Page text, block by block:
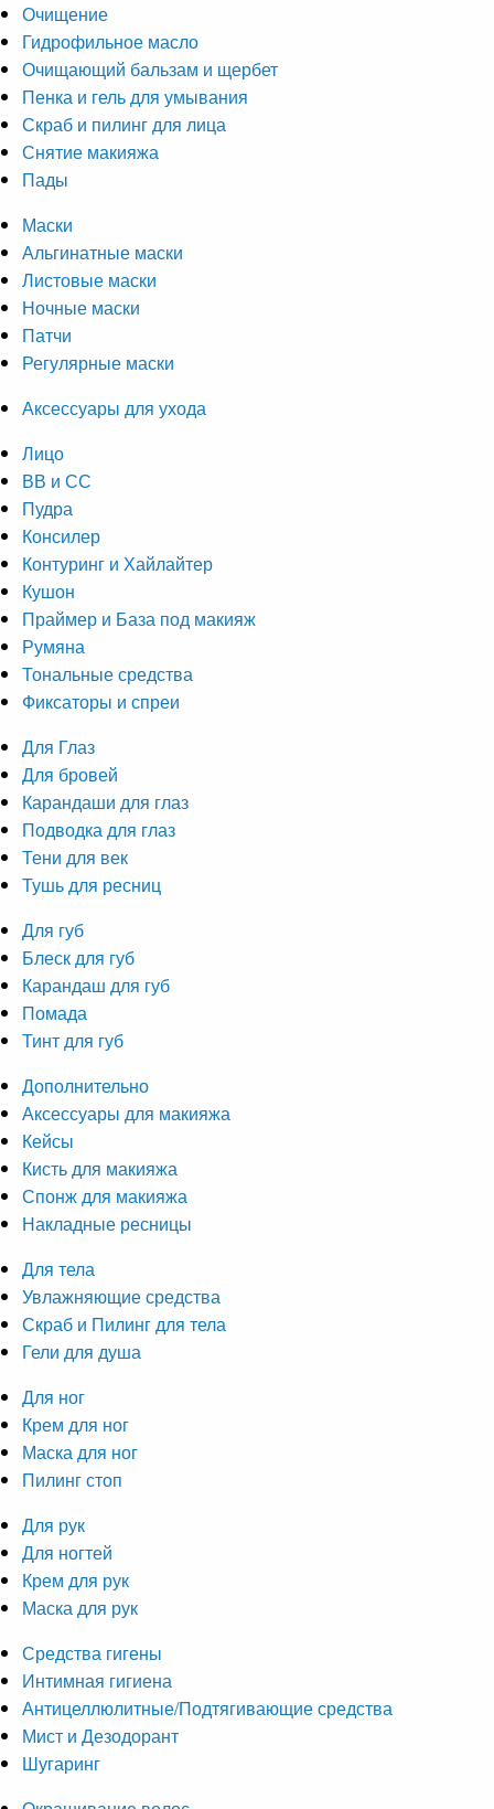
Очищение
Гидрофильное масло
Очищающий бальзам и щербет
Пенка и гель для умывания
Скраб и пилинг для лица
Снятие макияжа
Пады
Маски
Альгинатные маски
Листовые маски
Ночные маски
Патчи
Регулярные маски
Аксессуары для ухода
Лицо
ВВ и СС
Пудра
Консилер
Контуринг и Хайлайтер
Кушон
Праймер и База под макияж
Румяна
Тональные средства
Фиксаторы и спреи
Для Глаз
Для бровей
Карандаши для глаз
Подводка для глаз
Тени для век
Тушь для ресниц
Для губ
Блеск для губ
Карандаш для губ
Помада
Тинт для губ
Дополнительно
Аксессуары для макияжа
Кейсы
Кисть для макияжа
Спонж для макияжа
Накладные ресницы
Для тела
Увлажняющие средства
Скраб и Пилинг для тела
Гели для душа
Для ног
Крем для ног
Маска для ног
Пилинг стоп
Для рук
Для ногтей
Крем для рук
Маска для рук
Средства гигены
Интимная гигиена
Антицеллюлитные/Подтягивающие средства
Мист и Дезодорант
Шугаринг